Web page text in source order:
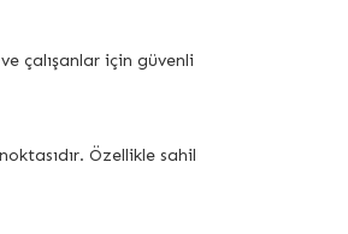
çalışanlar için güvenli
Özellikle sahil